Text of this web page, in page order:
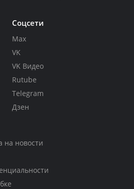
Соцсети
Max
VK
VK Видео
Rutube
Telegram
Дзен
на новости